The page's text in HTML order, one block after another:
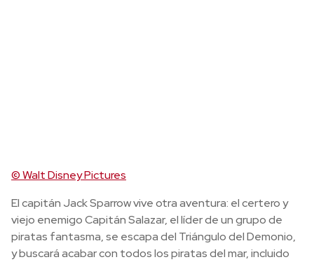
© Walt Disney Pictures
El capitán Jack Sparrow vive otra aventura: el certero y
viejo enemigo Capitán Salazar, el líder de un grupo de
piratas fantasma, se escapa del Triángulo del Demonio,
y buscará acabar con todos los piratas del mar, incluido